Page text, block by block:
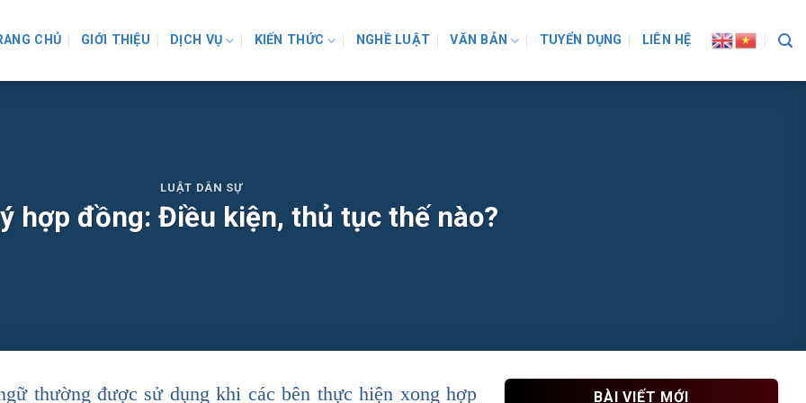
CHỦ GIỚI THIỆU DỊCH VỤ KIẾN THỨC NGHỀ LUẬT VĂN BẢN TUYỂN DỤNG LIÊN HỆ
LUẬT DÂN SỰ
hợp đồng: Điều kiện, thủ tục thế nào?
thường được sử dụng khi các bên thực hiện xong hợp
BÀI VIẾT MỚI